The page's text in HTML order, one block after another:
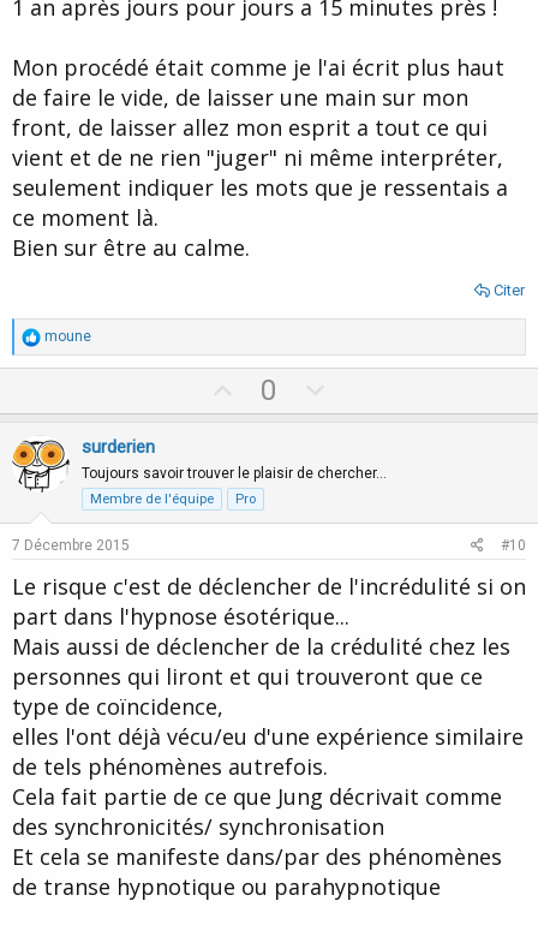
1 an après jours pour jours a 15 minutes près !
Mon procédé était comme je l'ai écrit plus haut
de faire le vide, de laisser une main sur mon
front, de laisser allez mon esprit a tout ce qui
vient et de ne rien "juger" ni même interpréter,
seulement indiquer les mots que je ressentais a
ce moment là.
Bien sur être au calme.
Citer
R
é
a
t
o
n
s
moune
p
o
t
e
0
o
n
o
e
surderien
Toujours savoir trouver le plaisir de chercher…
Membre de l'équipe Pro
7 Décembre 2015 #10
Le risque c'est de déclencher de l'incrédulité si on
part dans l'hypnose ésotérique...
Mais aussi de déclencher de la crédulité chez les
personnes qui liront et qui trouveront que ce
type de coïncidence,
elles l'ont déjà vécu/eu d'une expérience similaire
de tels phénomènes autrefois.
Cela fait partie de ce que Jung décrivait comme
des synchronicités/ synchronisation
Et cela se manifeste dans/par des phénomènes
de transe hypnotique ou parahypnotique